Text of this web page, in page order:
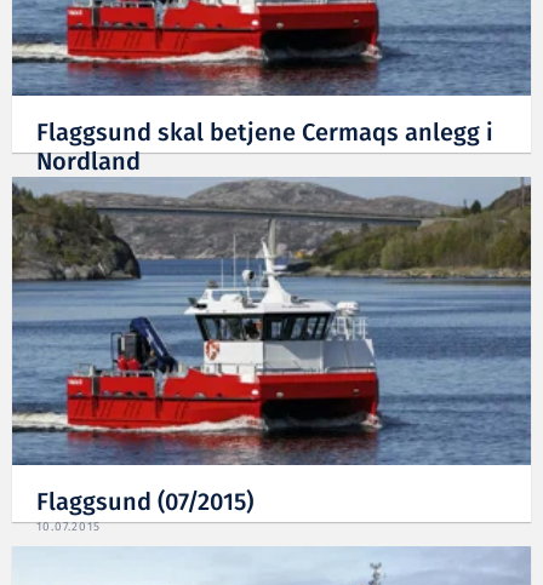
Flaggsund skal betjene Cermaqs anlegg i
Nordland
10.07.2015
Flaggsund (07/2015)
10.07.2015